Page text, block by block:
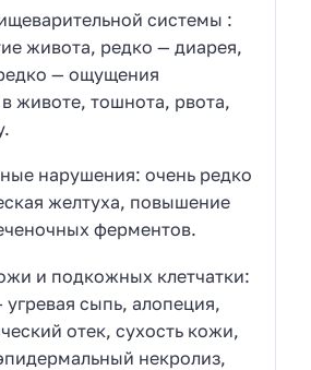
системы :
живота, редко — диарея,
— ощущения
животе, тошнота, рвота,
нарушения: очень редко
желтуха, повышение
ферментов.
и подкожных клетчатки:
сыпь, алопеция,
отек, сухость кожи,
некролиз,